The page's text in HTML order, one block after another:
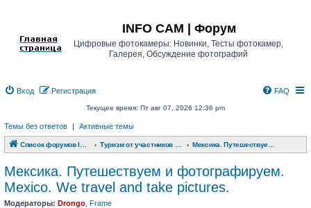
INFO CAM | Форум
Цифровые фотокамеры: Новинки, Тесты фотокамер,
Галерея, Обсуждение фотографий
Вход Регистрация FAQ
Текущее время: Пт авг 07, 2026 12:36 pm
Темы без ответов | Активные темы
Список форумов INFO CAM | Форум
Мексика. Путешествуем и фотографируем.
Mexico. We travel and take pictures.
Модераторы: Drongo Frame